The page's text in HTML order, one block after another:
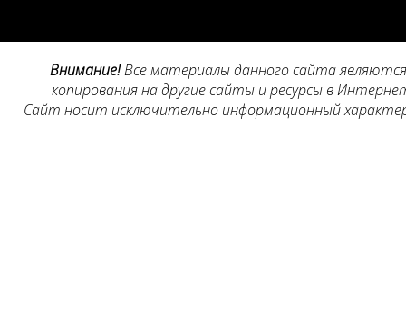
Внимание!Все материалы данного сайта
копирования на другие сайты и ресурсы в
Сайт носит исключительно информационный